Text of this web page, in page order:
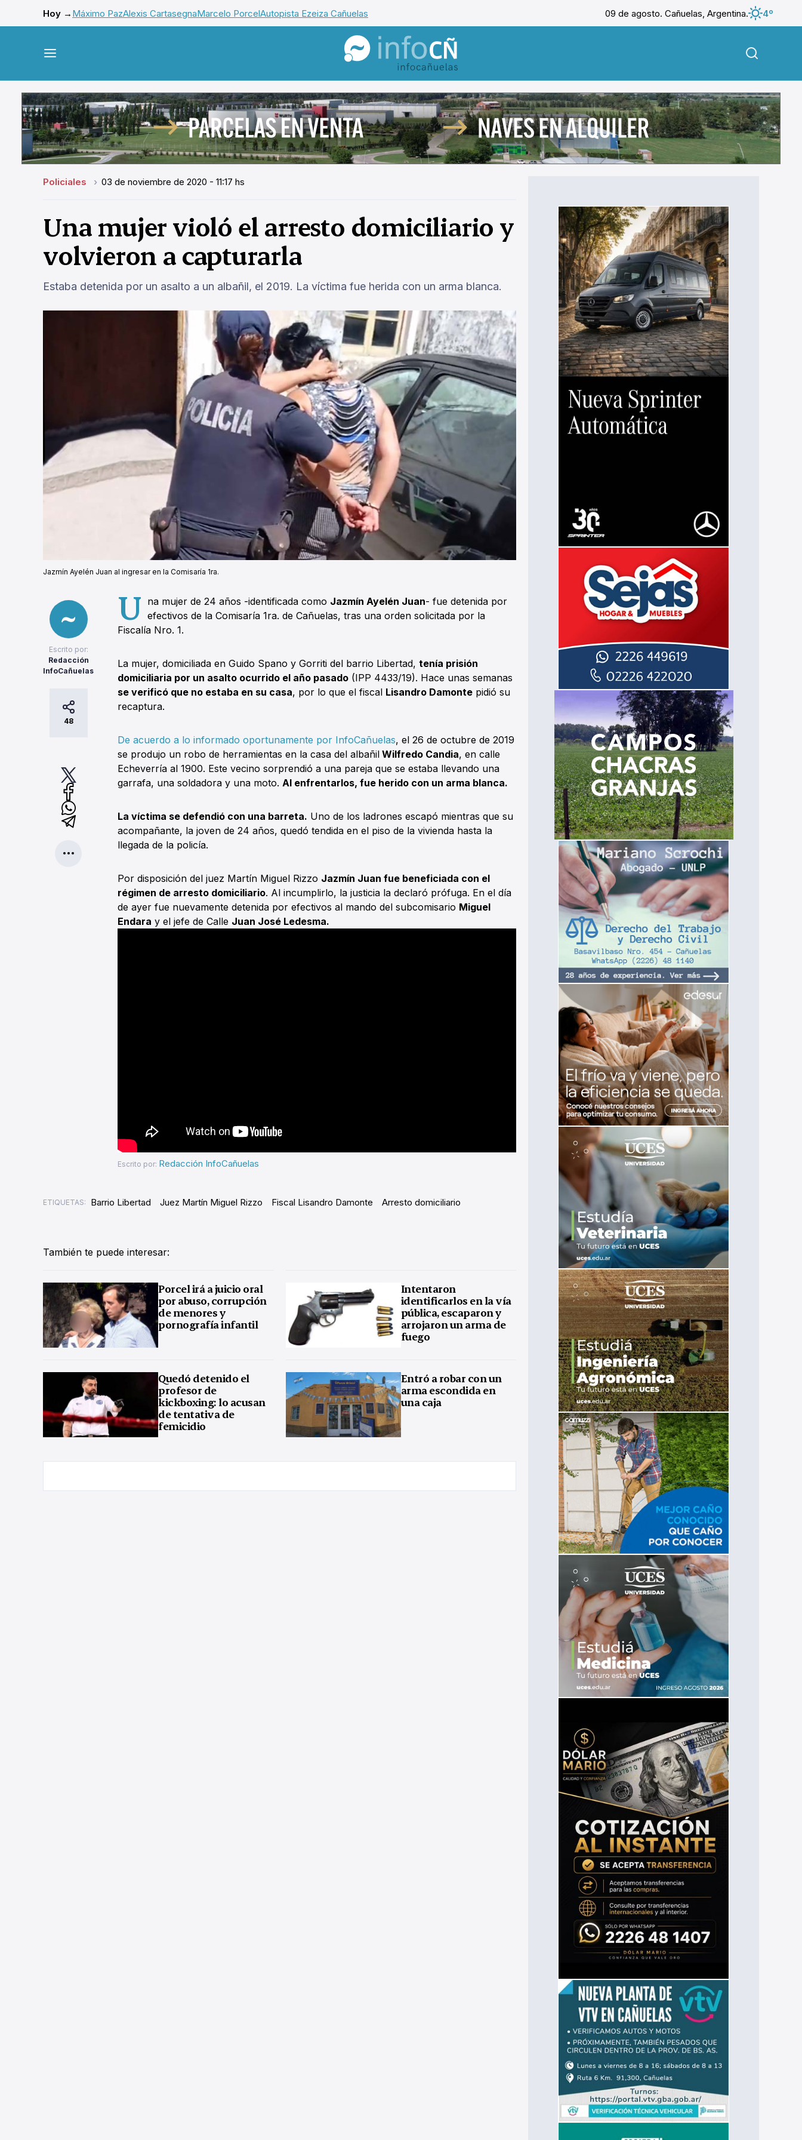
Hoy → Máximo PazAlexis CartasegnaMarcelo PorcelAutopista Ezeiza Cañuelas 09 de agosto. Cañuelas, Argentina.
4º
InfoCañuelas
Policiales 03 de noviembre de 2020 - 11:17 hs
Una mujer violó el arresto domiciliario y
volvieron a capturarla
Estaba detenida por un asalto a un albañil, el 2019. La víctima fue herida con un arma blanca.
Jazmín Ayelén Juan al ingresar en la Comisaría 1ra.
Escrito por:
Redacción
InfoCañuelas
48
U na mujer de 24 años -identificada como Jazmín Ayelén Juan- fue detenida por
efectivos de la Comisaría 1ra. de Cañuelas, tras una orden solicitada por la
Fiscalía Nro. 1.
La mujer, domiciliada en Guido Spano y Gorriti del barrio Libertad, tenía prisión
domiciliaria por un asalto ocurrido el año pasado (IPP 4433/19). Hace unas semanas
se verificó que no estaba en su casa, por lo que el fiscal Lisandro Damonte pidió su
recaptura.
De acuerdo a lo informado oportunamente por InfoCañuelas, el 26 de octubre de 2019
se produjo un robo de herramientas en la casa del albañil Wilfredo Candia, en calle
Echeverría al 1900. Este vecino sorprendió a una pareja que se estaba llevando una
garrafa, una soldadora y una moto. Al enfrentarlos, fue herido con un arma blanca.
La víctima se defendió con una barreta. Uno de los ladrones escapó mientras que su
acompañante, la joven de 24 años, quedó tendida en el piso de la vivienda hasta la
llegada de la policía.
Por disposición del juez Martín Miguel Rizzo Jazmín Juan fue beneficiada con el
régimen de arresto domiciliario. Al incumplirlo, la justicia la declaró prófuga. En el día
de ayer fue nuevamente detenida por efectivos al mando del subcomisario Miguel
Endara y el jefe de Calle Juan José Ledesma.
Escrito por: Redacción InfoCañuelas
ETIQUETAS: Barrio Libertad Juez Martín Miguel Rizzo Fiscal Lisandro Damonte Arresto domiciliario
También te puede interesar:
Porcel irá a juicio oral
por abuso, corrupción
de menores y
pornografía infantil
Intentaron
identificarlos en la vía
pública, escaparon y
arrojaron un arma de
fuego
Quedó detenido el
profesor de
kickboxing: lo acusan
de tentativa de
femicidio
Entró a robar con un
arma escondida en
una caja